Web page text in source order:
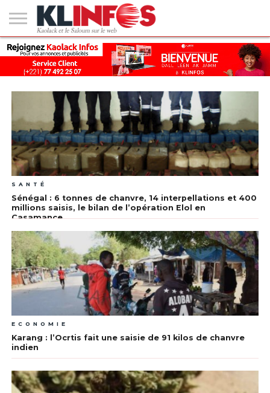
#2
(PAS
DE
TITRE)
KAOLACK
POLITIQUE
ECONOMIE
SOCIÉTÉ
CULTURE
PEOPLE
SPORT
SANTÉ
AFRIQUE
INTERNATIONAL
EMPLOI &
FORMATION
SANTÉ
Sénégal : 6 tonnes de chanvre, 14 interpellations et 400
millions saisis, le bilan de l’opération Elol en
Casamance
ECONOMIE
Karang : l’Ocrtis fait une saisie de 91 kilos de chanvre
indien